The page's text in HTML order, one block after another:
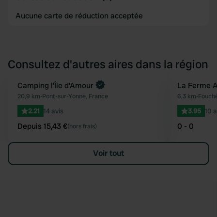
Aucune carte de réduction acceptée
Consultez d'autres aires dans la région
Préféré
Reserve maintenant
Camping l'Île d'Amour
20,9 km•Pont-sur-Yonne, France
2.21 14 avis
Depuis 15,43 €(hors frais)
La Ferme
6,3 km•
3.95 10
0 - 0
Voir tout